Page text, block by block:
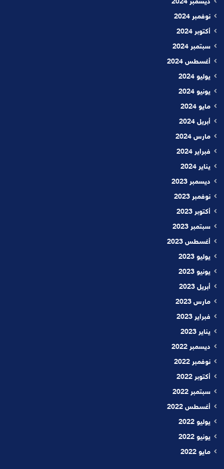
ديسمبر 2024
نوفمبر 2024
أكتوبر 2024
سبتمبر 2024
أغسطس 2024
يوليو 2024
يونيو 2024
مايو 2024
أبريل 2024
مارس 2024
فبراير 2024
يناير 2024
ديسمبر 2023
نوفمبر 2023
أكتوبر 2023
سبتمبر 2023
أغسطس 2023
يوليو 2023
يونيو 2023
أبريل 2023
مارس 2023
فبراير 2023
يناير 2023
ديسمبر 2022
نوفمبر 2022
أكتوبر 2022
سبتمبر 2022
أغسطس 2022
يوليو 2022
يونيو 2022
مايو 2022